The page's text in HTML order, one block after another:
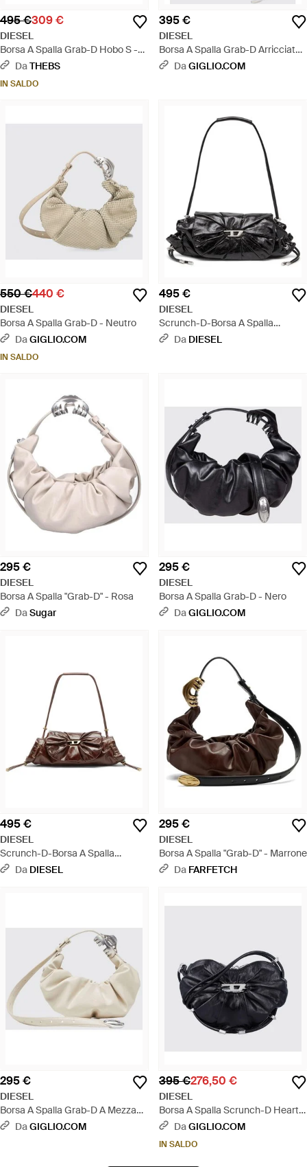
495 €309 €
DIESEL
Borsa A Spalla Grab-D Hobo S -
Blu DaTHEBS
IN SALDO
395 €
DIESEL
Borsa A Spalla Grab-D Arricciata -
NeroDaGIGLIO.COM
550 €440 €
DIESEL
Borsa A Spalla Grab-D - Neutro
DaGIGLIO.COM
IN SALDO
495 €
DIESEL
Scrunch-D-Borsa A Spalla
Piccola Arricciata - Bianco
Da DIESEL
295 €
DIESEL
Borsa A Spalla "Grab-D" - Rosa
DaSugar
295 €
DIESEL
Borsa A Spalla Grab-D - Nero
DaGIGLIO.COM
495 €
DIESEL
Scrunch-D-Borsa A Spalla
Piccola Arricciata - Marrone
Da DIESEL
295 €
DIESEL
Borsa A Spalla "Grab-D" - Marrone
Da FARFETCH
295 €
DIESEL
Borsa A Spalla Grab-D A Mezza
Luna Con Logo Oval D - Neutro
DaGIGLIO.COM
395 €276,50 €
DIESEL
Borsa A Spalla Scrunch-D Heart S
- BluDaGIGLIO.COM
IN SALDO